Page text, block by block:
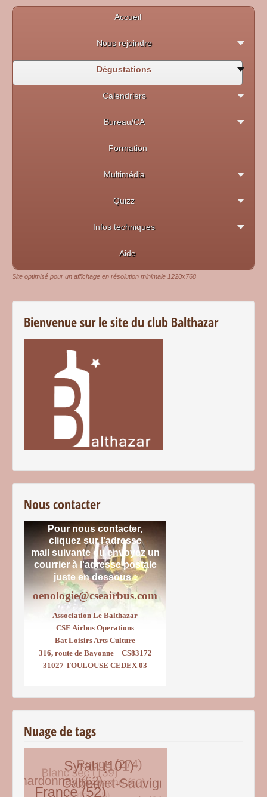
Accueil
Nous rejoindre
Dégustations
Calendriers
Bureau/CA
Formation
Multimédia
Quizz
Infos techniques
Aide
Site optimisé pour un affichage en résolution minimale 1220x768
Bienvenue sur le site du club Balthazar
Nous contacter
Pour nous contacter,
cliquez sur l'adresse
mail suivante ou envoyez un
courrierà l'adresse postale
juste en dessous :
oenologie@cseairbus.com
Association Le Balthazar
CSE Airbus Operations
Bat Loisirs Arts Culture
316, route de Bayonne – CS83172
31027 TOULOUSE CEDEX 03
Nuage de tags